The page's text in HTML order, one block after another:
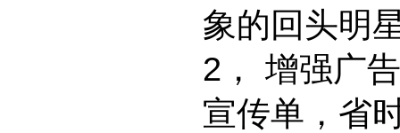
象的回头明
2 ，
增强广
宣传单，省